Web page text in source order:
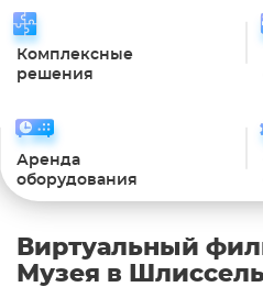
Комплексные
решения
Аренда
оборудования
Виртуальный
Музея в